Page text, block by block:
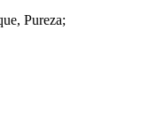
Pureza;